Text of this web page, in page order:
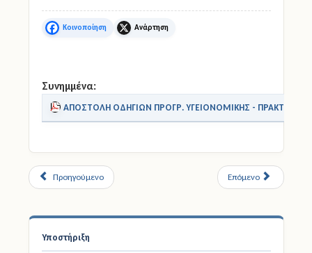
Υποστήριξη
Facebook X
Συνημμένα:
ΑΠΟΣΤΟΛΗ ΟΔΗΓΙΩΝ ΠΡΟΓΡ. ΥΓΕΙΟΝΟΜΙΚΗΣ - ΠΡΑΚΤΙΚΗΣ
Προηγούμενο Επόμενο